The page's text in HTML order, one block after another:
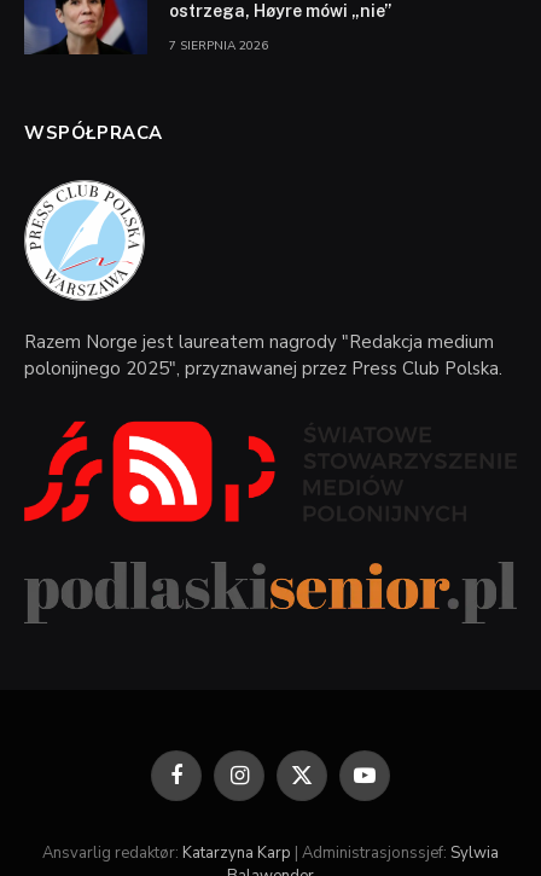
ostrzega, Høyre mówi „nie”
7 SIERPNIA 2026
WSPÓŁPRACA
Razem Norge jest laureatem nagrody "Redakcja medium
polonijnego 2025", przyznawanej przez Press Club Polska.
FacebookInstagram
X
(Twitter)
YouTube
Ansvarlig redaktør: Katarzyna Karp | Administrasjonssjef: Sylwia